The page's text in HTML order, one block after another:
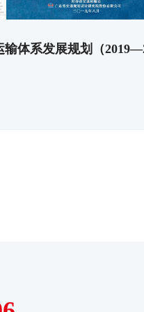
体系发展规划（